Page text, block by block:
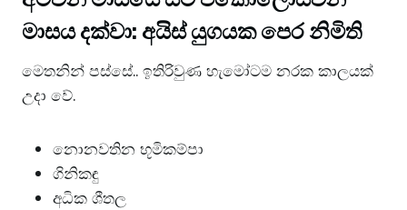
මාසය දක්වා: අයිස් යුගයක පෙර නිමිති
මෙතනින් පස්සේ.. ඉතිරිවුණ හැමෝටම නරක කාලයක්
උදා වේ.
නොනවතින භූමිකම්පා
ගිනිකඳු
අධික ශීතල